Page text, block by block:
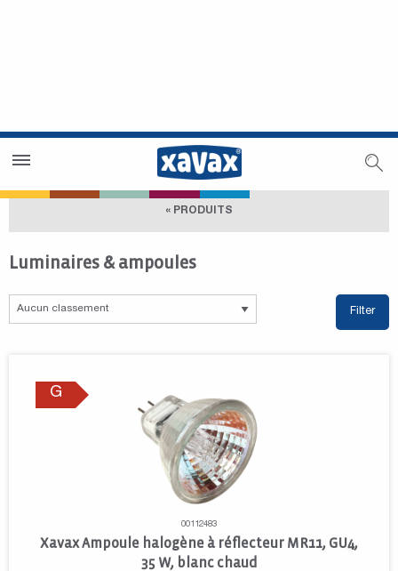
« PRODUITS
Luminaires & ampoules
Filter
G
00112483
Xavax Ampoule halogène à réflecteur MR11, GU4,
35 W, blanc chaud